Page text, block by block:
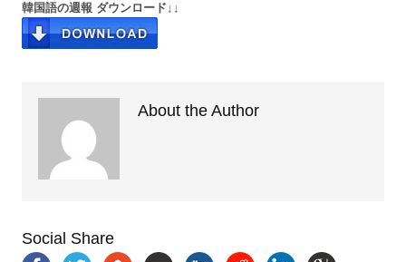
韓国語の週報 ダウンロード↓↓
About the Author
Social Share